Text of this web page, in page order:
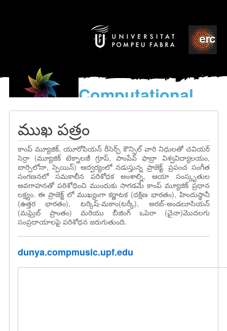
Computational
models
ముఖ పత్రం
కాంప్ మ్యూజిక్, యూరోపియన్ రీసెర్చ్ కౌన్సిల్ వారి నిధులతో చవియర్
సెర్రా (మ్యూజిక్ టెక్నాలజీ గ్రూప్, పాంపేవ్ ఫాబ్రా విశ్వవిద్యాలయం,
బార్సిలోనా, స్పెయిన్) ఆద్వర్యంలో నడుస్తున్న ప్రాజెక్ట్. ప్రపంచ సంగీత
సంగణనలో సమకాలీన పరిశోధక అంశాల్ని, ఆయా సంస్కృతుల
అవగాహనతో పరిశోధించి ముందుకు సాగడమే కాంప్ మ్యూజిక్ ప్రధాన
లక్ష్యం. ఈ ప్రాజెక్ట్ లో ముఖ్యంగా కర్ణాటక (దక్షిణ భారతం), హిందుస్థానీ
(ఉత్తర భారతం), టర్కిష్-మకాం(టర్కీ), అరబ్-అండలూసియన్
(మఘ్రెబ్ ప్రాంతం) మరియు బీజింగ్ ఒపెరా (చైనా)మొదలగు
సంప్రదాయాలపై పరిశోధన జరుగుతుంది.
dunya.compmusic.upf.edu